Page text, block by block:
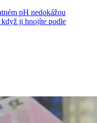
pH nedokážou
když ji hnojíte podle